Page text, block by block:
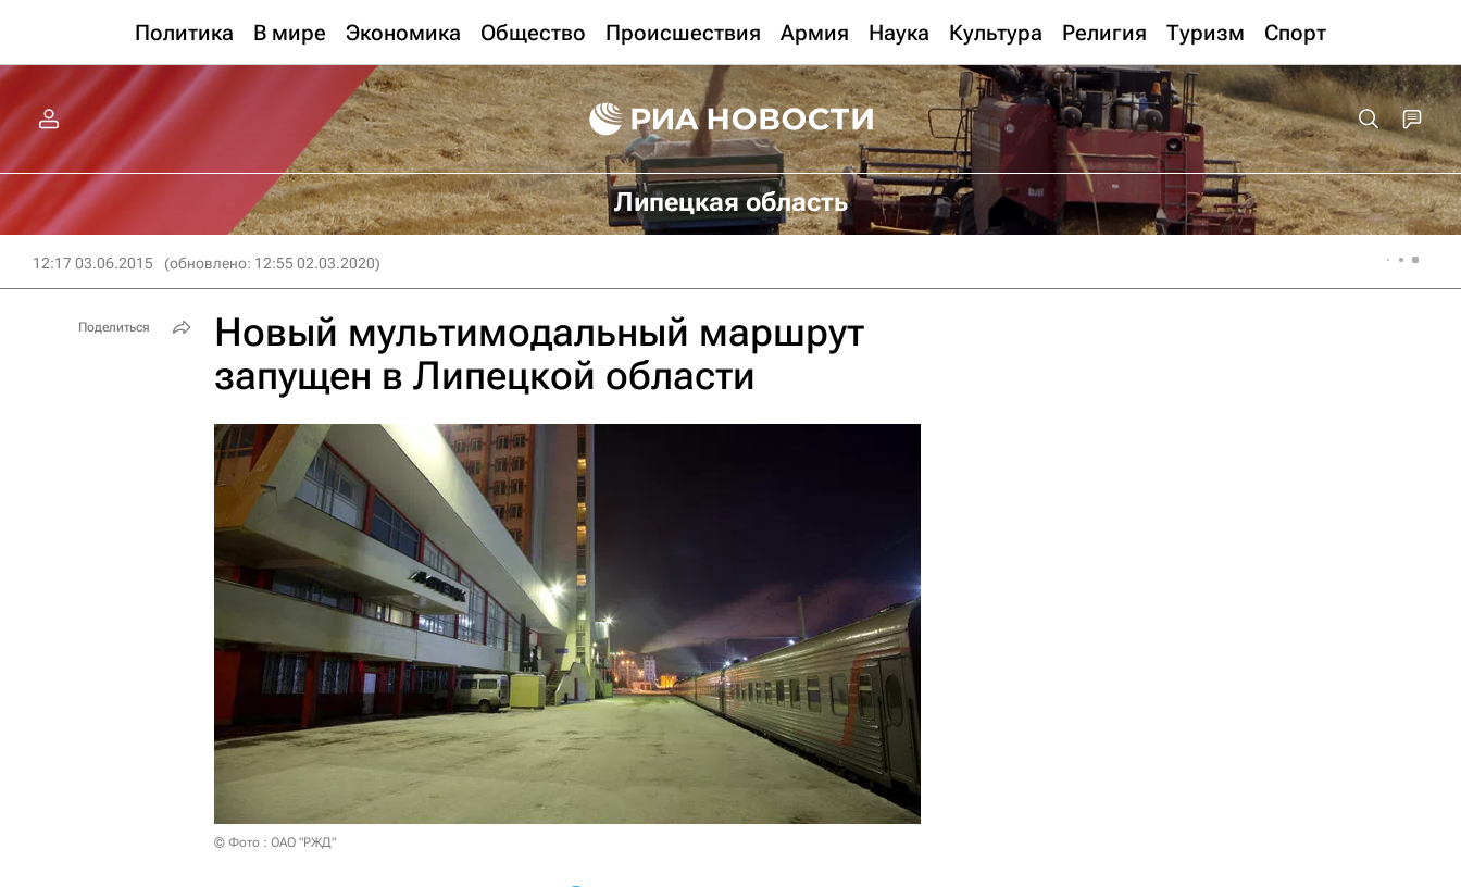
Политика В мире Экономика Общество Происшествия Армия Наука Культура Религия Туризм Спорт
Липецкая область
12:17 03.06.2015 (обновлено: 12:55 02.03.2020)
Новый мультимодальный маршрут
запущен в Липецкой области
© Фото : ОАО "РЖД"
Поделиться